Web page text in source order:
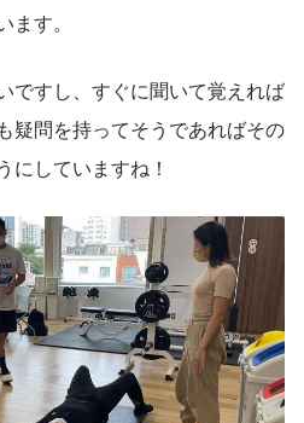
す。
ですし、すぐに聞いて覚えれば
疑問を持ってそうであればその
にしていますね！